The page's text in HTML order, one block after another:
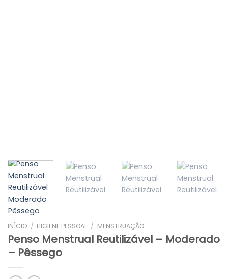
INÍCIO / HIGIENE PESSOAL / MENSTRUAÇÃO
Penso Menstrual Reutilizável – Moderado
– Pêssego